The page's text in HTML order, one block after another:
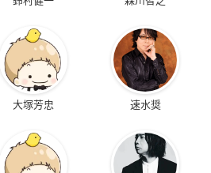
大塚芳忠 速水奨